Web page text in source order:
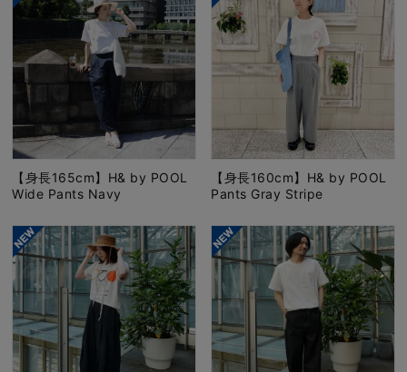
【身長165cm】H& by POOL
Wide Pants Navy
【身長160cm】H& by POOL
Pants Gray Stripe